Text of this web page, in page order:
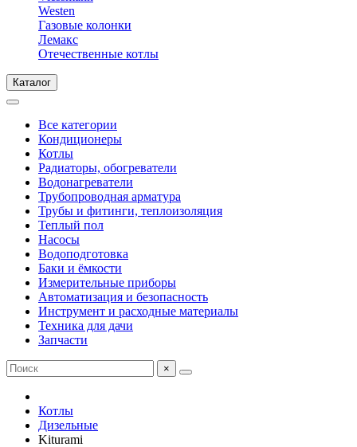
Westen
Газовые колонки
Лемакс
Отечественные котлы
Каталог
Все категории
Кондиционеры
Котлы
Радиаторы, обогреватели
Водонагреватели
Трубопроводная арматура
Трубы и фитинги, теплоизоляция
Теплый пол
Насосы
Водоподготовка
Баки и ёмкости
Измерительные приборы
Автоматизация и безопасность
Инструмент и расходные материалы
Техника для дачи
Запчасти
×
Котлы
Дизельные
Kiturami